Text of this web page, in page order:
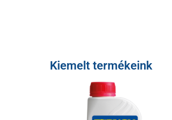
Kiemelt termékeink